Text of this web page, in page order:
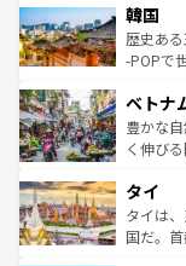
ワイを、存分
はコン
いる。
ビング
い。オ
参照して
ン）、
と山間
驚きを
容にも
照して
韓国
歴史あ
-POPで
き、地
できる
まで、
リティ
覧を参
ベトナ
豊かな
く伸び
急速な
ーチミ
醸し出
タイ
タイは
国だ。